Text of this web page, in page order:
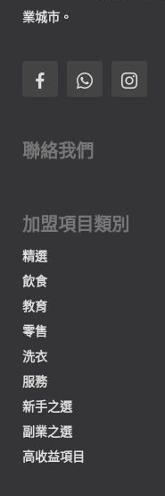
業城市。
聯絡我們
加盟項目類別
精選
飲食
教育
零售
洗衣
服務
新手之選
副業之選
高收益項目